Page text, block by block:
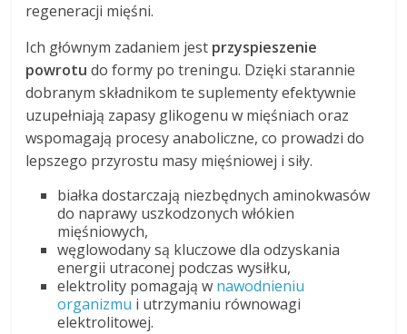
regeneracji mięśni.
Ich głównym zadaniem jest przyspieszenie
powrotu do formy po treningu. Dzięki starannie
dobranym składnikom te suplementy efektywnie
uzupełniają zapasy glikogenu w mięśniach oraz
wspomagają procesy anaboliczne, co prowadzi do
lepszego przyrostu masy mięśniowej i siły.
białka dostarczają niezbędnych aminokwasów
do naprawy uszkodzonych włókien
mięśniowych,
węglowodany są kluczowe dla odzyskania
energii utraconej podczas wysiłku,
elektrolity pomagają w nawodnieniu
organizmu i utrzymaniu równowagi
elektrolitowej.